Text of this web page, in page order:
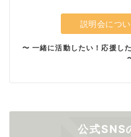
説明会につ
〜 一緒に活動したい！応援し
公式SNS